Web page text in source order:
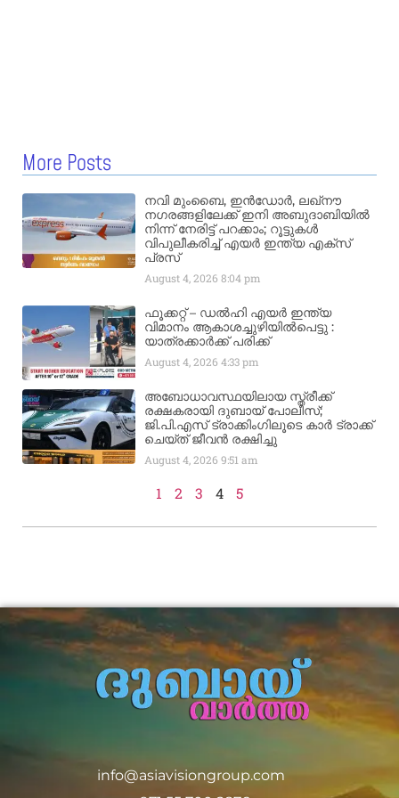
More Posts
നവി മുംബൈ, ഇൻഡോർ, ലഖ്നൗ
നഗരങ്ങളിലേക്ക് ഇനി അബുദാബിയിൽ
നിന്ന് നേരിട്ട് പറക്കാം; റൂട്ടുകൾ
വിപുലീകരിച്ച് എയർ ഇന്ത്യ എക്സ്
പ്രസ്
August 4, 20268:04 pm
ഫൂക്കറ്റ് – ഡൽഹി എയര്‍ ഇന്ത്യ
വിമാനം ആകാശച്ചുഴിയില്‍പെട്ടു :
യാത്രക്കാര്‍ക്ക് പരിക്ക്
August 4, 20264:33 pm
അബോധാവസ്ഥയിലായ സ്ത്രീക്ക്
രക്ഷകരായി ദുബായ് പോലീസ്;
ജി.പി.എസ് ട്രാക്കിംഗിലൂടെ കാർ ട്രാക്ക്
ചെയ്ത് ജീവൻ രക്ഷിച്ചു
August 4, 20269:51 am
1 2 3 4 5
info@asiavisiongroup.com